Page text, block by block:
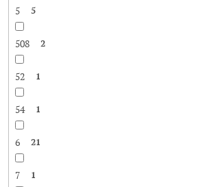
5 5
508 2
52 1
54 1
6 21
7 1